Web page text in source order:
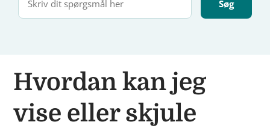
Hvordan kan jeg
vise eller skjule